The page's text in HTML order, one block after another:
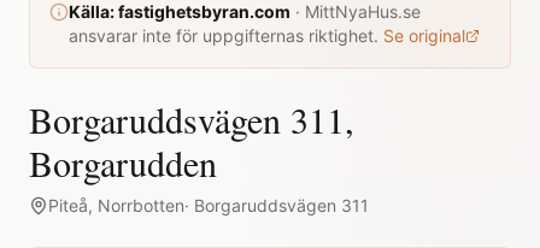
Källa:fastighetsbyran.com · MittNyaHus.se
ansvarar inte för uppgifternas riktighet. Se original
Borgaruddsvägen 311,
Borgarudden
Piteå, Norrbotten· Borgaruddsvägen 311